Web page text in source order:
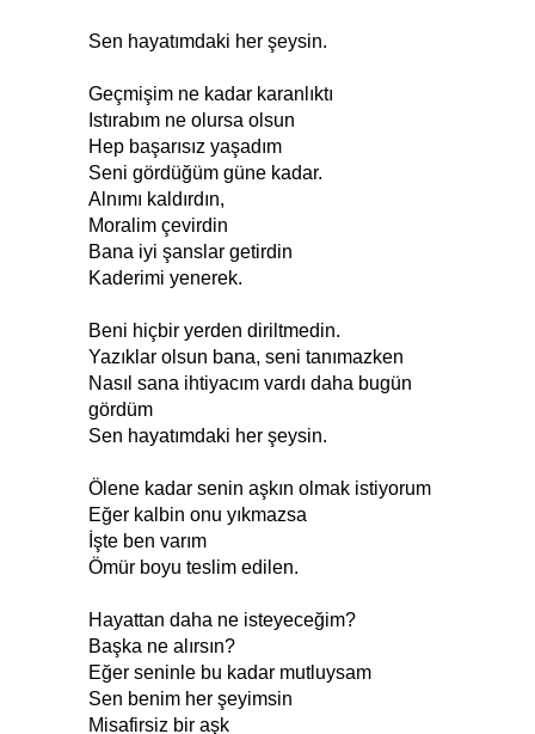
Sen hayatımdaki her şeysin.
Geçmişim ne kadar karanlıktı
Istırabım ne olursa olsun
Hep başarısız yaşadım
Seni gördüğüm güne kadar.
Alnımı kaldırdın,
Moralim çevirdin
Bana iyi şanslar getirdin
Kaderimi yenerek.
Beni hiçbir yerden diriltmedin.
Yazıklar olsun bana, seni tanımazken
Nasıl sana ihtiyacım vardı daha bugün
gördüm
Sen hayatımdaki her şeysin.
Ölene kadar senin aşkın olmak istiyorum
Eğer kalbin onu yıkmazsa
İşte ben varım
Ömür boyu teslim edilen.
Hayattan daha ne isteyeceğim?
Başka ne alırsın?
Eğer seninle bu kadar mutluysam
Sen benim her şeyimsin
Misafirsiz bir aşk